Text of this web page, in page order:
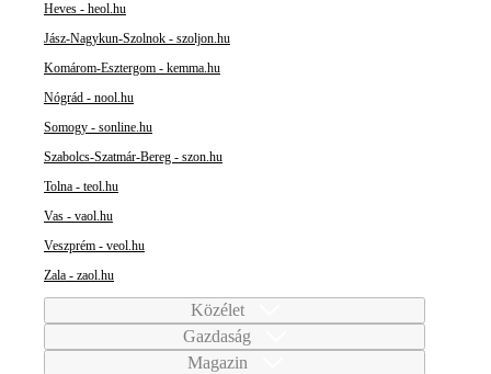
Heves - heol.hu
Jász-Nagykun-Szolnok - szoljon.hu
Komárom-Esztergom - kemma.hu
Nógrád - nool.hu
Somogy - sonline.hu
Szabolcs-Szatmár-Bereg - szon.hu
Tolna - teol.hu
Vas - vaol.hu
Veszprém - veol.hu
Zala - zaol.hu
Közélet
Gazdaság
Magazin